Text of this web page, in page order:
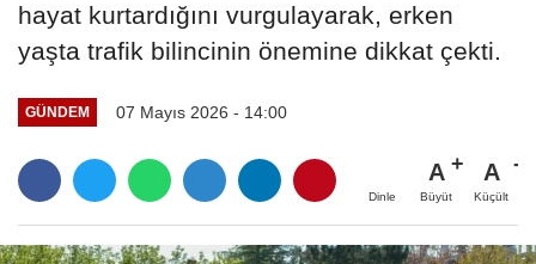
hayat kurtardığını vurgulayarak, erken
yaşta trafik bilincinin önemine dikkat çekti.
GÜNDEM 07 Mayıs 2026 - 14:00
Dinle
A
Büyüt
A
Küçült